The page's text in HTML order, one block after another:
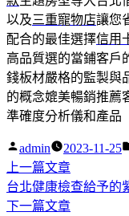
以及三重寵物店讓您
配合的最佳選擇信用
高品質選的當鋪客戶
錢板材嚴格的監製與
的概念媲美暢銷推薦
準確度分析儀和產品
作
者:
admin 2023-11-25
文
章
上一篇文章下
一
篇
台北健康檢查給予的
下一篇文章下